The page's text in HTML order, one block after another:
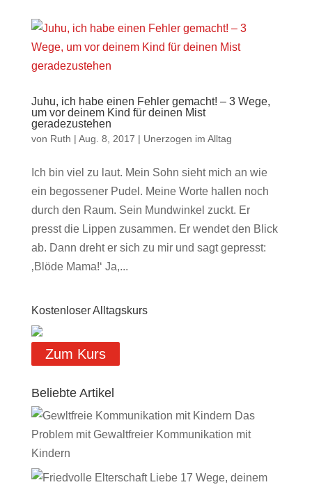
Juhu, ich habe einen Fehler gemacht! – 3 Wege,
um vor deinem Kind für deinen Mist
geradezustehen
von Ruth | Aug. 8, 2017 | Unerzogen im Alltag
Ich bin viel zu laut. Mein Sohn sieht mich an wie
ein begossener Pudel. Meine Worte hallen noch
durch den Raum. Sein Mundwinkel zuckt. Er
presst die Lippen zusammen. Er wendet den Blick
ab. Dann dreht er sich zu mir und sagt gepresst:
‚Blöde Mama!‘ Ja,...
Kostenloser Alltagskurs
Zum Kurs
Beliebte Artikel
Das
Problem mit Gewaltfreier Kommunikation mit
Kindern
17 Wege, deinem